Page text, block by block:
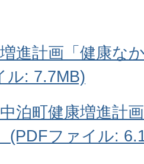
進計画「健康な
ル: 7.7MB)
中泊町健康増進計
(PDFファイル: